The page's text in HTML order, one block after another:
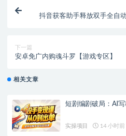
抖音获客助手释放双手全自
下一篇
安卓免广内购魂斗罗【游戏专区】
相关文章
短剧编剧破局：AI
实操项目 14 小时前